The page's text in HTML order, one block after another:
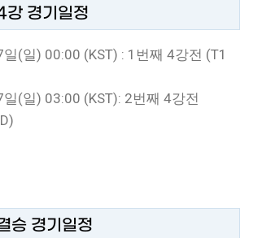
강 경기일정
(일) 00:00 (KST) : 1번째 4강전 (T1
(일) 03:00 (KST): 2번째 4강전
승 경기일정